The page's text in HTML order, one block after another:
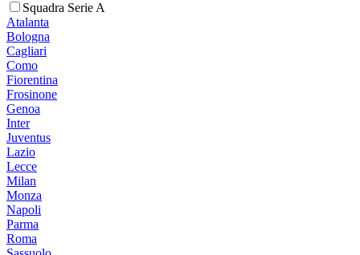
Squadra Serie A
Atalanta
Bologna
Cagliari
Como
Fiorentina
Frosinone
Genoa
Inter
Juventus
Lazio
Lecce
Milan
Monza
Napoli
Parma
Roma